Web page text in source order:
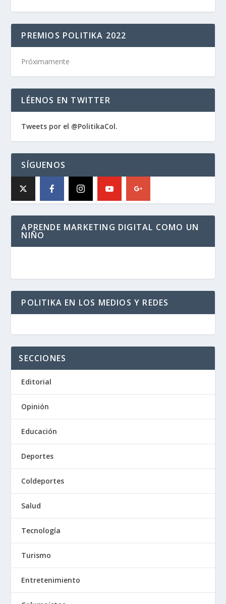
PREMIOS POLITIKA 2022
Próximamente
LÉENOS EN TWITTER
Tweets por el @PolitikaCol.
SÍGUENOS
APRENDE MARKETING DIGITAL COMO UN
NIÑO
POLITIKA EN LOS MEDIOS Y REDES
SECCIONES
Editorial
Opinión
Educación
Deportes
Coldeportes
Salud
Tecnología
Turismo
Entretenimiento